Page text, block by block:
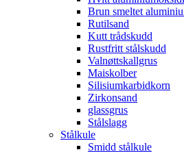
Brun smeltet
Rutilsand
Kutt trådskudd
Rustfritt stålskudd
Valnøttskallgrus
Maiskolber
Silisiumkarbidkorn
Zirkonsand
glassgrus
Stålslagg
Stålkule
Smidd stålkule